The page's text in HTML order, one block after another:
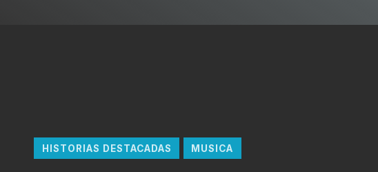
HISTORIAS DESTACADAS MUSICA